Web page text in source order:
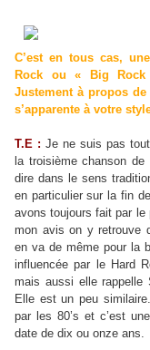
C’est en tous cas,
Rock ou « Big
Justement à propos de
s’apparente à votre
T.E : Je ne suis pas
la troisième chanson
dire dans le sens
en particulier sur la fin
avons toujours fait par
mon avis on y retrouve
en va de même pour la
influencée par le Hard
mais aussi elle rappelle
Elle est un peu
par les 80’s et c’est
date de dix ou onze ans.